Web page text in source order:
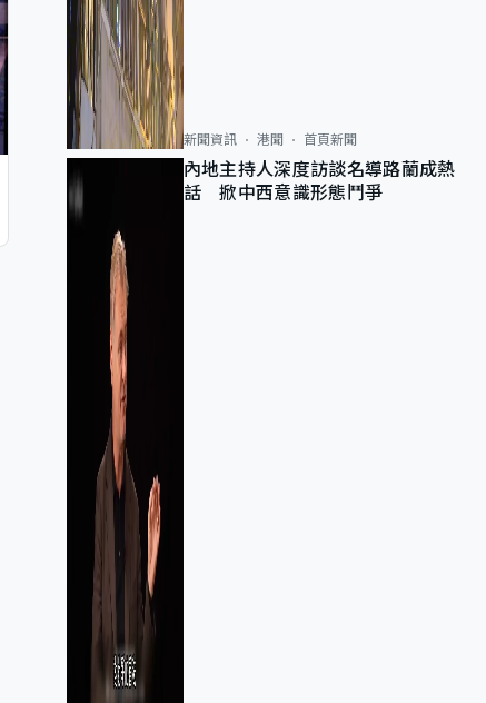
新聞資訊 港聞 首頁新聞
內地主持人深度訪談名導路蘭成熱
話 掀中西意識形態鬥爭